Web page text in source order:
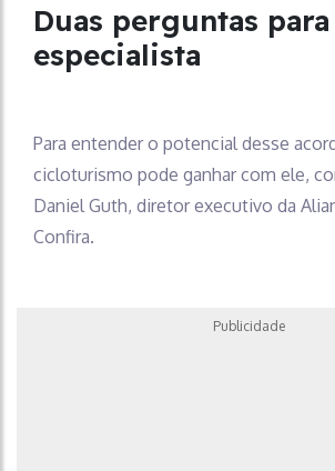
Duas perguntas
especialista
Para entender o potencial desse
cicloturismo pode ganhar com ele,
Daniel Guth, diretor executivo da
Confira.
Publicidade